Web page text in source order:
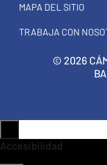
MAPA DEL SITIO
TRABAJA CON
© 2026
Accesibilidad